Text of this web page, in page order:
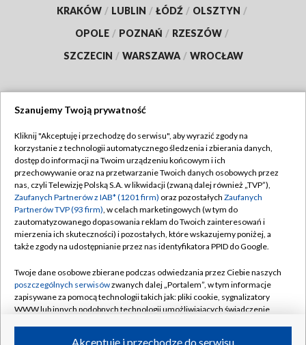
KRAKÓW / LUBLIN / ŁÓDŹ / OLSZTYN /
OPOLE / POZNAŃ / RZESZÓW /
SZCZECIN / WARSZAWA / WROCŁAW
TVP
Abonament TVP
Emisja w TVP
Centrum informacji TVP
Naziemna Telewizja Cyfrowa
Rada Programowa
System NOS
Informacje o nadawcy
Regulamin TVP
Polityka prywatności
Moje zgody
Pomoc
Kontakt
Kanały
Szanujemy Twoją prywatność
Kliknij "Akceptuję i przechodzę do serwisu", aby wyrazić zgody na
korzystanie z technologii automatycznego śledzenia i zbierania danych,
dostęp do informacji na Twoim urządzeniu końcowym i ich
przechowywanie oraz na przetwarzanie Twoich danych osobowych przez
nas, czyli Telewizję Polską S.A. w likwidacji (zwaną dalej również „TVP”),
Zaufanych Partnerów z IAB* (1201 firm) oraz pozostałych Zaufanych
Partnerów TVP (93 firm), w celach marketingowych (w tym do
zautomatyzowanego dopasowania reklam do Twoich zainteresowań i
mierzenia ich skuteczności) i pozostałych, które wskazujemy poniżej, a
także zgody na udostępnianie przez nas identyfikatora PPID do Google.
Twoje dane osobowe zbierane podczas odwiedzania przez Ciebie naszych
poszczególnych serwisówzwanych dalej „Portalem”, w tym informacje
zapisywane za pomocą technologii takich jak: pliki cookie, sygnalizatory
WWW lub innych podobnych technologii umożliwiających świadczenie
Akceptuję i przechodzę do serwisu